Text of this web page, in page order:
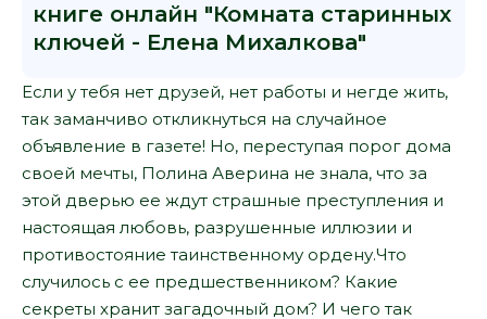
книге онлайн "Комната старинных
ключей - Елена Михалкова"
Если у тебя нет друзей, нет работы и негде жить,
так заманчиво откликнуться на случайное
объявление в газете! Но, переступая порог дома
своей мечты, Полина Аверина не знала, что за
этой дверью ее ждут страшные преступления и
настоящая любовь, разрушенные иллюзии и
противостояние таинственному ордену.Что
случилось с ее предшественником? Какие
секреты хранит загадочный дом? И чего так